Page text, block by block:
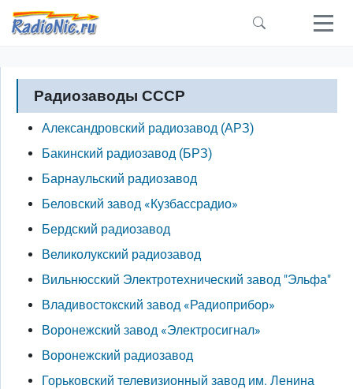
Перейти к основному содержанию
Радиозаводы СССР
Александровский радиозавод (АРЗ)
Бакинский радиозавод (БРЗ)
Барнаульский радиозавод
Беловский завод «Кузбассрадио»
Бердский радиозавод
Великолукский радиозавод
Вильнюсский Электротехнический завод "Эльфа"
Владивостокский завод «Радиоприбор»
Воронежский завод «Электросигнал»
Воронежский радиозавод
Горьковский телевизионный завод им. Ленина